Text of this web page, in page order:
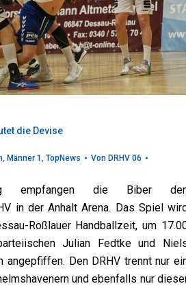
die Devise
, Männer 1 , TopNews Von DRHV 06
empfangen die Biber
in der Anhalt Arena. Das Spiel
Roßlauer Handballzeit, um
Julian Fedtke und
angepfiffen. Den DRHV trennt nur
und ebenfalls nur